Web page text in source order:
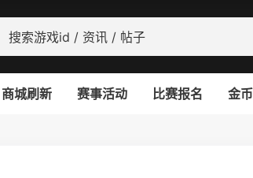
商城刷新 赛事活动 比赛报名 金